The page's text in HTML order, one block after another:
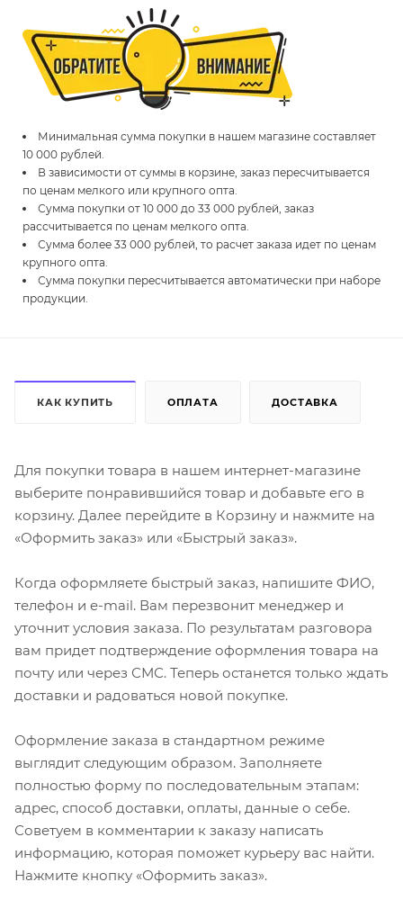
Минимальная сумма покупки в нашем магазине составляет
10 000 рублей.
В зависимости от суммы в корзине, заказ пересчитывается
по ценам мелкого или крупного опта.
Сумма покупки от 10 000 до 33 000 рублей, заказ
рассчитывается по ценам мелкого опта.
Сумма более 33 000 рублей, то расчет заказа идет по ценам
крупного опта.
Сумма покупки пересчитывается автоматически при наборе
продукции.
КАК КУПИТЬ ОПЛАТА ДОСТАВКА
Для покупки товара в нашем интернет-магазине
выберите понравившийся товар и добавьте его в
корзину. Далее перейдите в Корзину и нажмите на
«Оформить заказ» или «Быстрый заказ».
Когда оформляете быстрый заказ, напишите ФИО,
телефон и e-mail. Вам перезвонит менеджер и
уточнит условия заказа. По результатам разговора
вам придет подтверждение оформления товара на
почту или через СМС. Теперь останется только ждать
доставки и радоваться новой покупке.
Оформление заказа в стандартном режиме
выглядит следующим образом. Заполняете
полностью форму по последовательным этапам:
адрес, способ доставки, оплаты, данные о себе.
Советуем в комментарии к заказу написать
информацию, которая поможет курьеру вас найти.
Нажмите кнопку «Оформить заказ».